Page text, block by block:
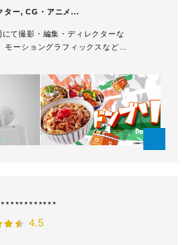
ター, CG・アニメ...
にて撮影・編集・ディレクターな
モーショングラフィックスなども
と自負しております。お任せ下さ
宜しくお願い致します！ [経歴] 中
代より音楽(ベース)に傾倒し、高校
後の進路は音楽専門学校へ。 専門
卒業後は中州のBar(福岡一の歓楽
...
4.5